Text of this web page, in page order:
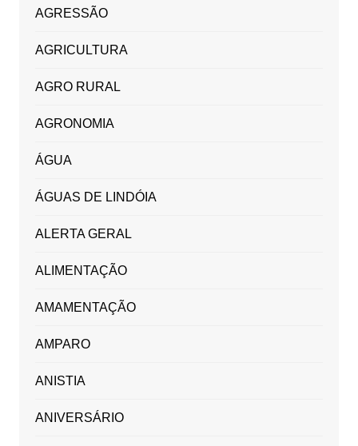
AGRESSÃO
AGRICULTURA
AGRO RURAL
AGRONOMIA
ÁGUA
ÁGUAS DE LINDÓIA
ALERTA GERAL
ALIMENTAÇÃO
AMAMENTAÇÃO
AMPARO
ANISTIA
ANIVERSÁRIO